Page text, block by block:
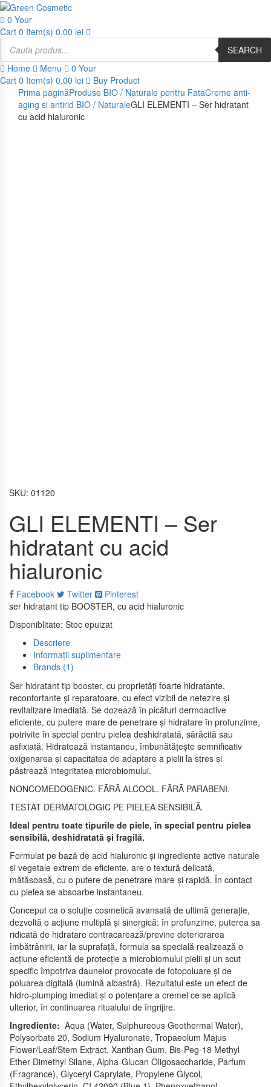
0 Your
Cart 0 Item(s) 0.00 lei
Products
search
SEARCH
Home
Menu 0 Your
Cart 0 Item(s) 0.00 lei
Buy Product
Prima paginăProduse BIO / Naturale pentru FataCreme anti-
aging si antirid BIO / NaturaleGLI ELEMENTI – Ser hidratant
cu acid hialuronic
SKU: 01120
GLI ELEMENTI – Ser
hidratant cu acid
hialuronic
Facebook Twitter
Pinterest
ser hidratant tip BOOSTER, cu acid hialuronic
Disponiblitate: Stoc epuizat
Descriere
Informații suplimentare
Brands (1)
Ser hidratant tip booster, cu proprietăți foarte hidratante,
reconfortante și reparatoare, cu efect vizibil de netezire și
revitalizare imediată. Se dozează în picături dermoactive
eficiente, cu putere mare de penetrare și hidratare în profunzime,
potrivite în special pentru pielea deshidratată, sărăcită sau
asfixiată. Hidratează instantaneu, îmbunătățește semnificativ
oxigenarea și capacitatea de adaptare a pielii la stres și
păstrează integritatea microbiomului.
NONCOMEDOGENIC. FĂRĂ ALCOOL. FĂRĂ PARABENI.
TESTAT DERMATOLOGIC PE PIELEA SENSIBILĂ.
Ideal pentru toate tipurile de piele, în special pentru pielea
sensibilă, deshidratată și fragilă.
Formulat pe bază de acid hialuronic și ingrediente active naturale
și vegetale extrem de eficiente, are o textură delicată,
mătăsoasă, cu o putere de penetrare mare și rapidă. În contact
cu pielea se absoarbe instantaneu.
Conceput ca o soluție cosmetică avansată de ultimă generație,
dezvoltă o acțiune multiplă și sinergică: în profunzime, puterea sa
ridicată de hidratare contracarează/previne deteriorarea
îmbătrânirii, iar la suprafață, formula sa specială realizează o
acțiune eficientă de protecție a microbiomului pielii și un scut
specific împotriva daunelor provocate de fotopoluare și de
poluarea digitală (lumină albastră). Rezultatul este un efect de
hidro-plumping imediat și o potențare a cremei ce se aplică
ulterior, în continuarea ritualului de îngrijire.
Ingrediente: Aqua (Water, Sulphureous Geothermal Water),
Polysorbate 20, Sodium Hyaluronate, Tropaeolum Majus
Flower/Leaf/Stem Extract, Xanthan Gum, Bis-Peg-18 Methyl
Ether Dimethyl Silane, Alpha-Glucan Oligosaccharide, Parfum
(Fragrance), Glyceryl Caprylate, Propylene Glycol,